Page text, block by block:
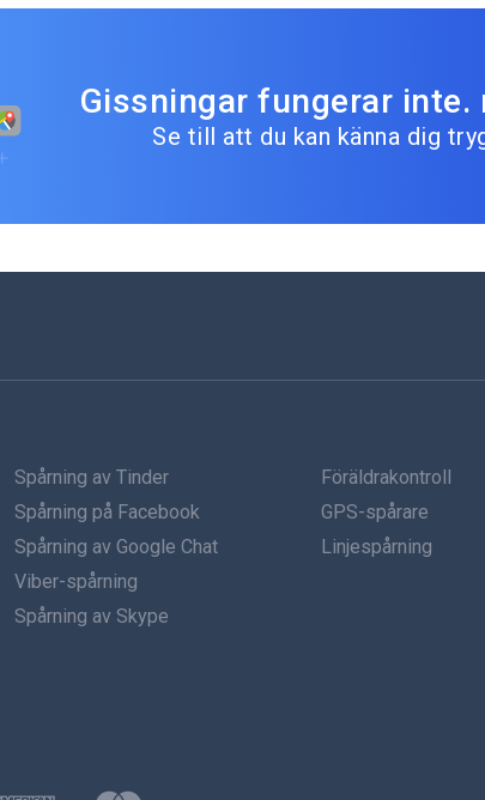
Gissningar fungerar inte.
Se till att du kan känna dig
Spårning av Tinder
Spårning på Facebook
Spårning av Google Chat
Viber-spårning
Spårning av Skype
Föräldrakontroll
GPS-spårare
Linjespårning